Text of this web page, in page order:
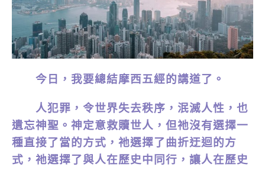
今日，我要總結摩西五經的講道了。
人犯罪，令世界失去秩序，泯滅人性，也
遺忘神聖。神定意救贖世人，但祂沒有選擇一
種直接了當的方式，祂選擇了曲折迂迴的方
式，祂選擇了與人在歷史中同行，讓人在歷史